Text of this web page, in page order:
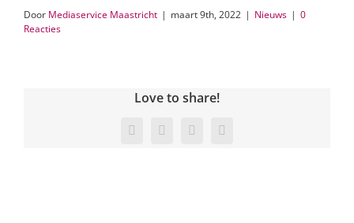
Door Mediaservice Maastricht | maart 9th, 2022 | Nieuws | 0
Reacties
Love to share!
FacebookTwitter LinkedIn